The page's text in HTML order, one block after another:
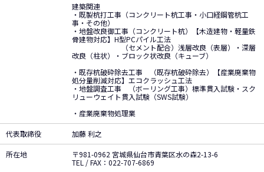
建築関連
・既製杭打工事（コンクリート杭工事・小口経鋼管杭工
事・その他）
・地盤改良御工事（コンクリート杭）【木造建物・軽量鉄
骨建物対応】H型PCパイル工法
（セメント配合）浅層改良（表層）・深層
改良（柱状）・ブロック状改良（キューブ）
・既存杭破砕除去工事 （既存杭破砕除去）【産業廃棄物
処分量削減対応】エコクラッシュ工法
・地盤調査工事 （ボーリング工事）標準貫入試験・スク
リューウェイト貫入試験（SWS試験）
・産業廃棄物処理業
代表取締役 加藤 利之
所在地
〒981-0962 宮城県仙台市青葉区水の森2-13-6
TEL / FAX：022-707-6869